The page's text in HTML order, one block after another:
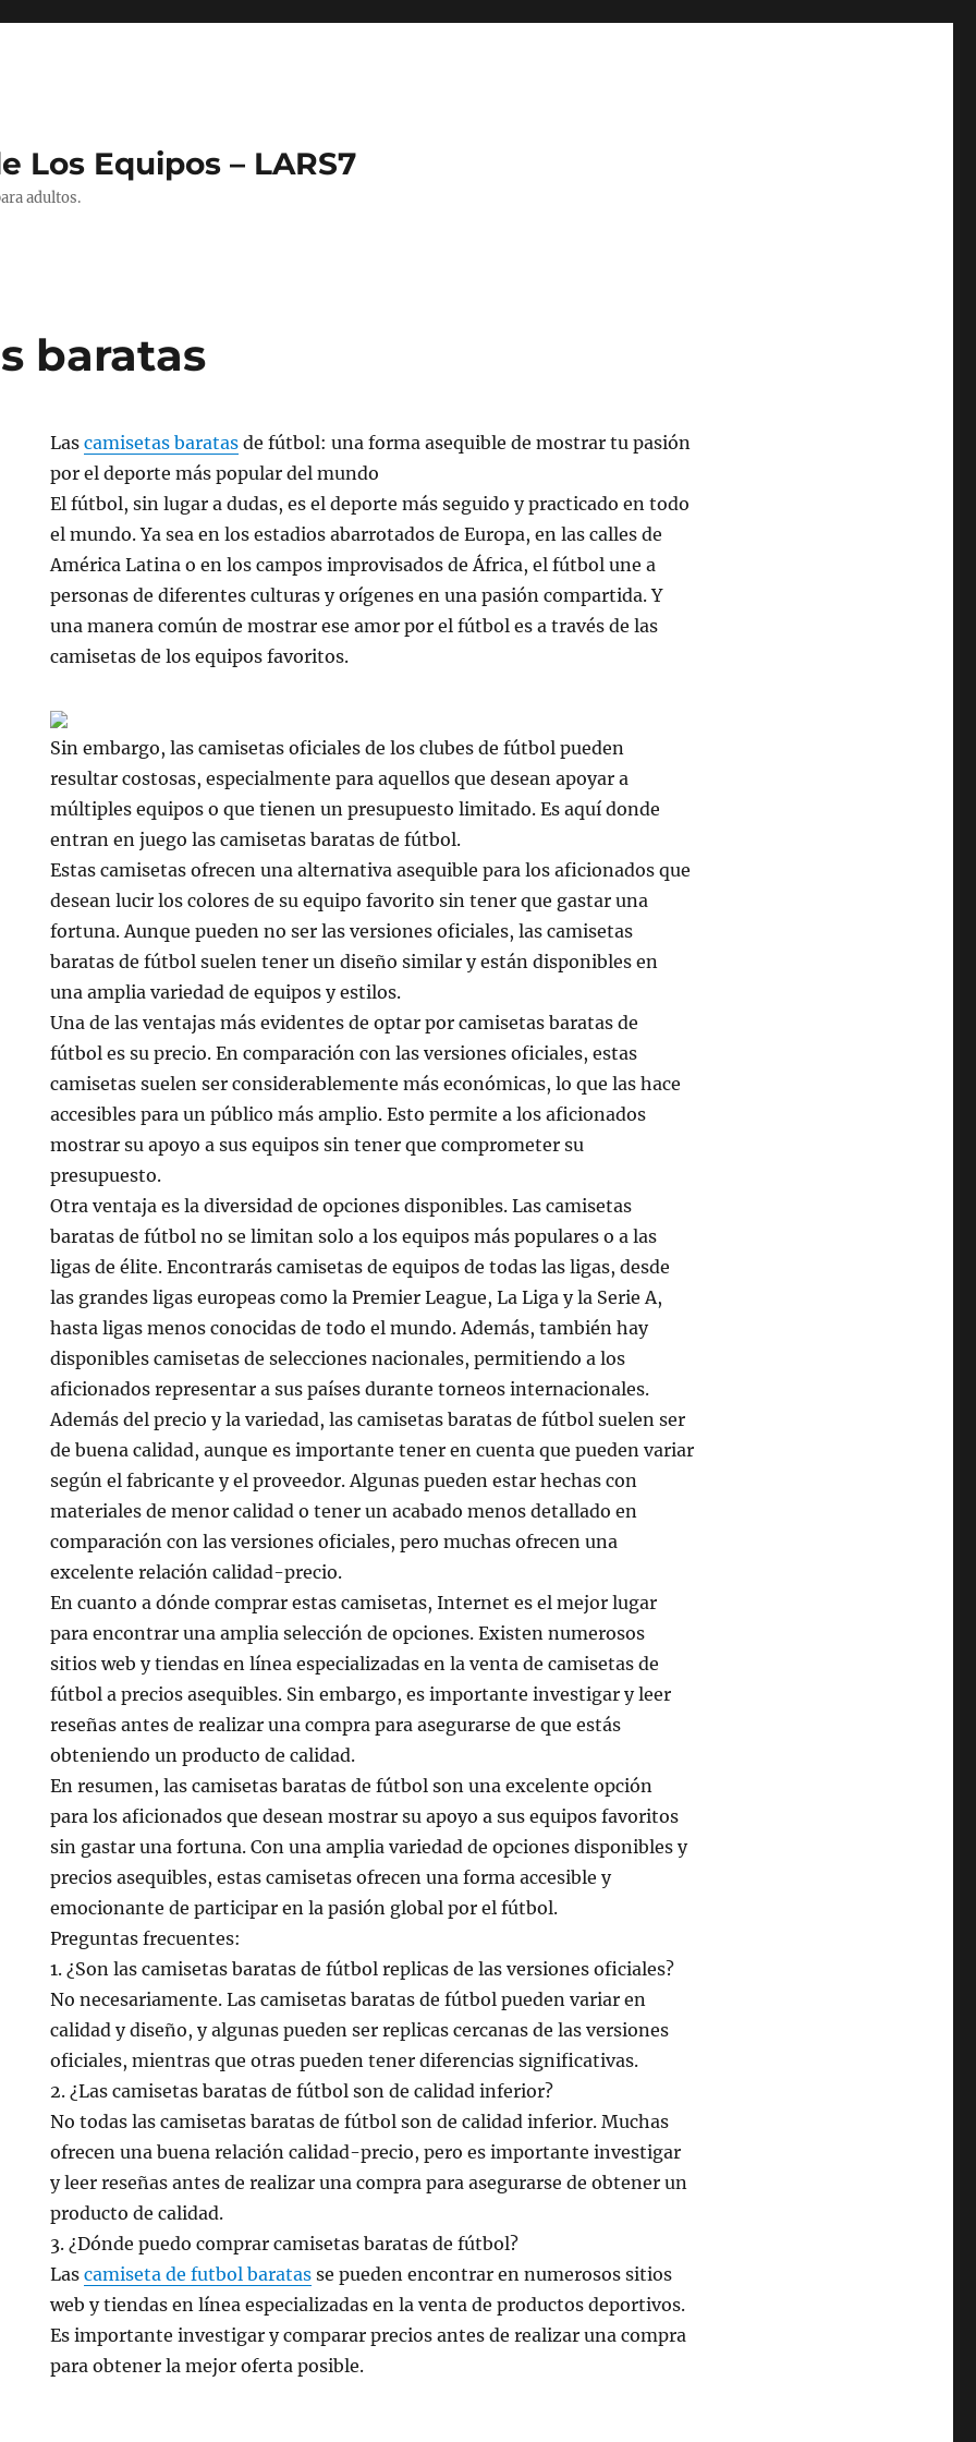
Los Equipos – LARS7
adultos.
baratas
Lascamisetas baratas de fútbol: una forma asequible de mostrar tu pasión
por el deporte más popular del mundo
El fútbol, sin lugar a dudas, es el deporte más seguido y practicado en todo
el mundo. Ya sea en los estadios abarrotados de Europa, en las calles de
América Latina o en los campos improvisados de África, el fútbol une a
personas de diferentes culturas y orígenes en una pasión compartida. Y
una manera común de mostrar ese amor por el fútbol es a través de las
camisetas de los equipos favoritos.
Sin embargo, las camisetas oficiales de los clubes de fútbol pueden
resultar costosas, especialmente para aquellos que desean apoyar a
múltiples equipos o que tienen un presupuesto limitado. Es aquí donde
entran en juego las camisetas baratas de fútbol.
Estas camisetas ofrecen una alternativa asequible para los aficionados que
desean lucir los colores de su equipo favorito sin tener que gastar una
fortuna. Aunque pueden no ser las versiones oficiales, las camisetas
baratas de fútbol suelen tener un diseño similar y están disponibles en
una amplia variedad de equipos y estilos.
Una de las ventajas más evidentes de optar por camisetas baratas de
fútbol es su precio. En comparación con las versiones oficiales, estas
camisetas suelen ser considerablemente más económicas, lo que las hace
accesibles para un público más amplio. Esto permite a los aficionados
mostrar su apoyo a sus equipos sin tener que comprometer su
presupuesto.
Otra ventaja es la diversidad de opciones disponibles. Las camisetas
baratas de fútbol no se limitan solo a los equipos más populares o a las
ligas de élite. Encontrarás camisetas de equipos de todas las ligas, desde
las grandes ligas europeas como la Premier League, La Liga y la Serie A,
hasta ligas menos conocidas de todo el mundo. Además, también hay
disponibles camisetas de selecciones nacionales, permitiendo a los
aficionados representar a sus países durante torneos internacionales.
Además del precio y la variedad, las camisetas baratas de fútbol suelen ser
de buena calidad, aunque es importante tener en cuenta que pueden variar
según el fabricante y el proveedor. Algunas pueden estar hechas con
materiales de menor calidad o tener un acabado menos detallado en
comparación con las versiones oficiales, pero muchas ofrecen una
excelente relación calidad-precio.
En cuanto a dónde comprar estas camisetas, Internet es el mejor lugar
para encontrar una amplia selección de opciones. Existen numerosos
sitios web y tiendas en línea especializadas en la venta de camisetas de
fútbol a precios asequibles. Sin embargo, es importante investigar y leer
reseñas antes de realizar una compra para asegurarse de que estás
obteniendo un producto de calidad.
En resumen, las camisetas baratas de fútbol son una excelente opción
para los aficionados que desean mostrar su apoyo a sus equipos favoritos
sin gastar una fortuna. Con una amplia variedad de opciones disponibles y
precios asequibles, estas camisetas ofrecen una forma accesible y
emocionante de participar en la pasión global por el fútbol.
Preguntas frecuentes:
1. ¿Son las camisetas baratas de fútbol replicas de las versiones oficiales?
No necesariamente. Las camisetas baratas de fútbol pueden variar en
calidad y diseño, y algunas pueden ser replicas cercanas de las versiones
oficiales, mientras que otras pueden tener diferencias significativas.
2. ¿Las camisetas baratas de fútbol son de calidad inferior?
No todas las camisetas baratas de fútbol son de calidad inferior. Muchas
ofrecen una buena relación calidad-precio, pero es importante investigar
y leer reseñas antes de realizar una compra para asegurarse de obtener un
producto de calidad.
3. ¿Dónde puedo comprar camisetas baratas de fútbol?
Lascamiseta de futbol baratas se pueden encontrar en numerosos sitios
web y tiendas en línea especializadas en la venta de productos deportivos.
Es importante investigar y comparar precios antes de realizar una compra
para obtener la mejor oferta posible.